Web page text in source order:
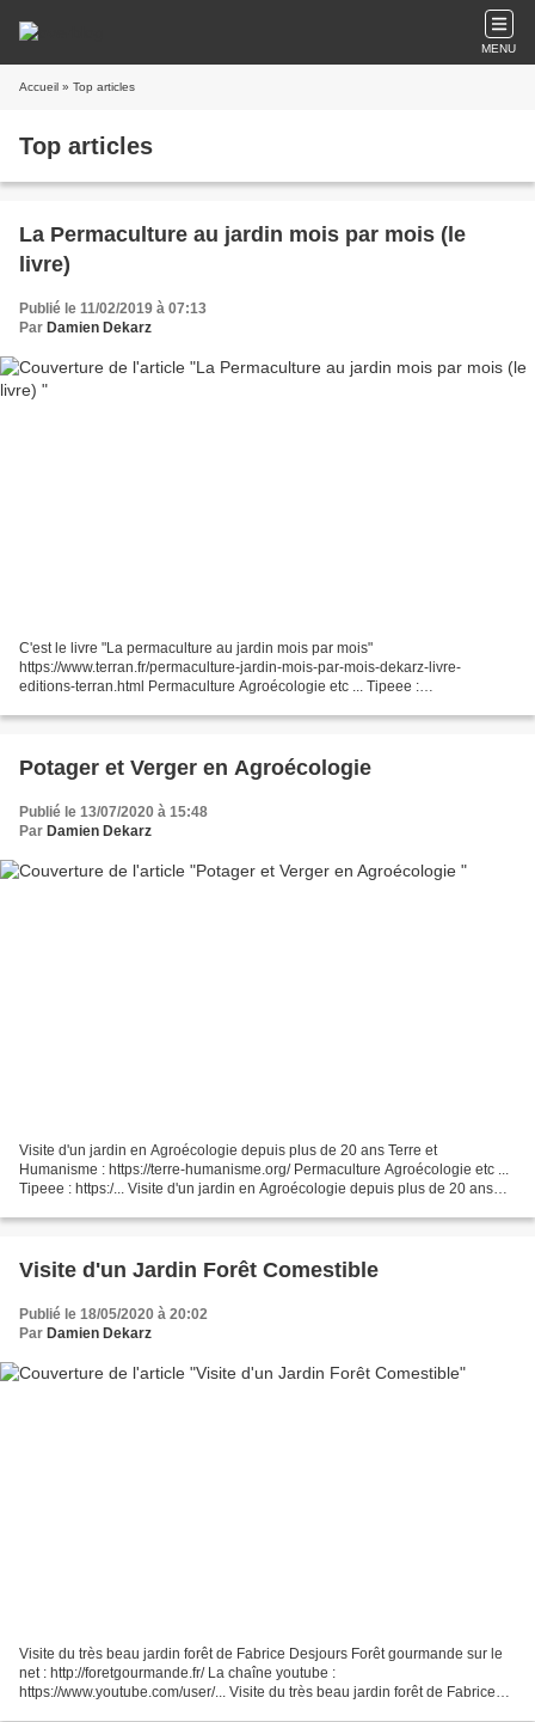
MENU
Accueil » Top articles
Top articles
La Permaculture au jardin mois par mois (le
livre)
Publié le 11/02/2019 à 07:13
Par Damien Dekarz
C'est le livre "La permaculture au jardin mois par mois"
https://www.terran.fr/permaculture-jardin-mois-par-mois-dekarz-livre-
editions-terran.html Permaculture Agroécologie etc ... Tipeee :
Potager et Verger en Agroécologie
Publié le 13/07/2020 à 15:48
Par Damien Dekarz
Visite d'un jardin en Agroécologie depuis plus de 20 ans Terre et
Humanisme : https://terre-humanisme.org/ Permaculture Agroécologie etc ...
Tipeee : https:/... Visite d'un jardin en Agroécologie depuis plus de 20 ans
Visite d'un Jardin Forêt Comestible
Publié le 18/05/2020 à 20:02
Par Damien Dekarz
Visite du très beau jardin forêt de Fabrice Desjours Forêt gourmande sur le
net : http://foretgourmande.fr/ La chaîne youtube :
https://www.youtube.com/user/... Visite du très beau jardin forêt de Fabrice